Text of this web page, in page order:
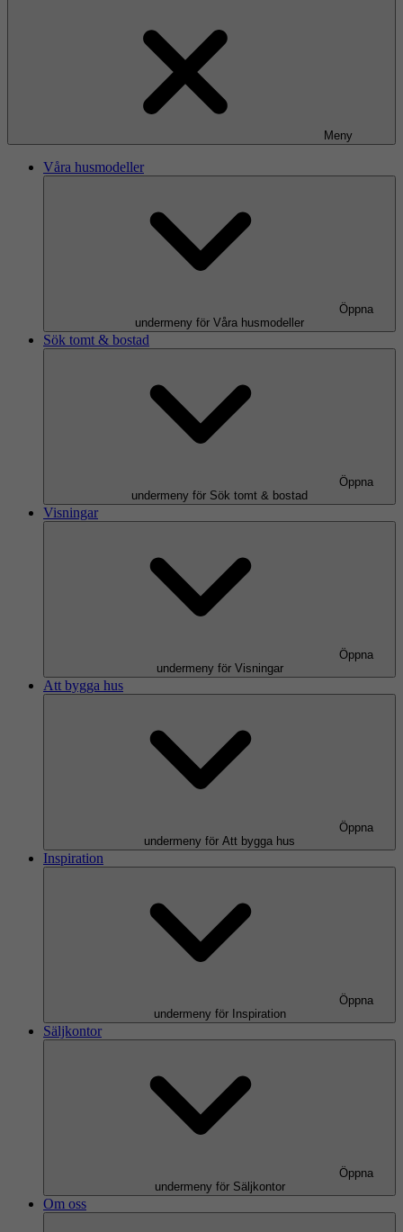
Meny
Våra husmodeller
Öppna
undermeny för Våra husmodeller
Sök tomt & bostad
Öppna
undermeny för Sök tomt & bostad
Visningar
Öppna
undermeny för Visningar
Att bygga hus
Öppna
undermeny för Att bygga hus
Inspiration
Öppna
undermeny för Inspiration
Säljkontor
Öppna
undermeny för Säljkontor
Om oss